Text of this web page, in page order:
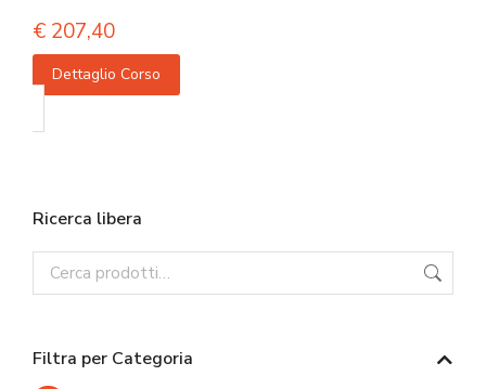
€ 207,40
Dettaglio Corso
Ricerca libera
Filtra per Categoria